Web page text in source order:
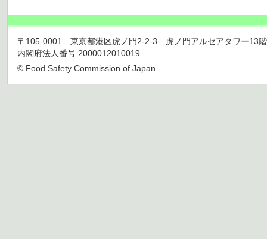
〒105-0001 東京都港区虎ノ門2-2-3 虎ノ門アルセアタワー13
内閣府法人番号 2000012010019
© Food Safety Commission of Japan